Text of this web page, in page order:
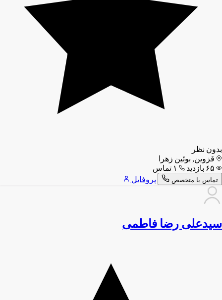
بدون نظر
قزوین, بوئین زهرا
تماس با متخصص پروفایل
سیدعلی رضا فاطمی